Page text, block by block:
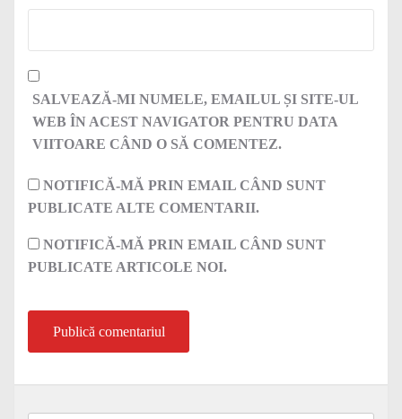
SALVEAZĂ-MI NUMELE, EMAILUL ȘI SITE-UL
WEB ÎN ACEST NAVIGATOR PENTRU DATA
VIITOARE CÂND O SĂ COMENTEZ.
NOTIFICĂ-MĂ PRIN EMAIL CÂND SUNT
PUBLICATE ALTE COMENTARII.
NOTIFICĂ-MĂ PRIN EMAIL CÂND SUNT
PUBLICATE ARTICOLE NOI.